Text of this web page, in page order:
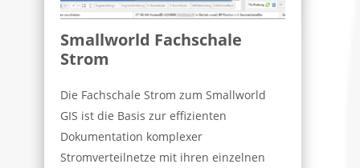
Smallworld Fachschale
Strom
Die Fachschale Strom zum Smallworld
GIS ist die Basis zur effizienten
Dokumentation komplexer
Stromverteilnetze mit ihren einzelnen